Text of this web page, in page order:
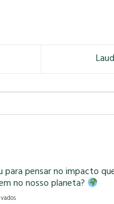
para pensar no impacto
no nosso planeta?
em